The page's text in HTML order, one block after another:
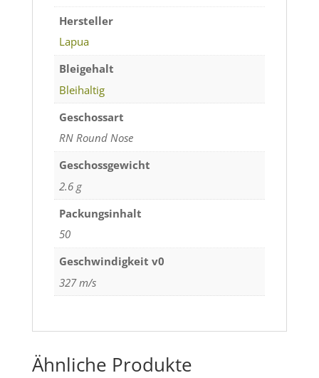
Hersteller
Lapua
Bleigehalt
Bleihaltig
Geschossart
RN Round Nose
Geschossgewicht
2.6 g
Packungsinhalt
50
Geschwindigkeit v0
327 m/s
Ähnliche Produkte